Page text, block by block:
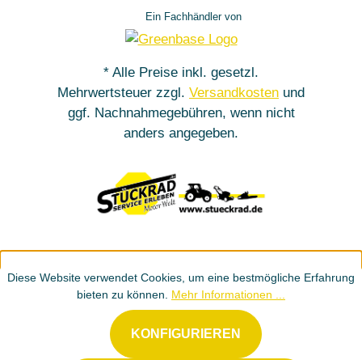
Ein Fachhändler von
* Alle Preise inkl. gesetzl.
Mehrwertsteuer zzgl. Versandkosten und
ggf. Nachnahmegebühren, wenn nicht
anders angegeben.
Diese Website verwendet Cookies, um eine bestmögliche Erfahrung
bieten zu können. Mehr Informationen ...
KONFIGURIEREN